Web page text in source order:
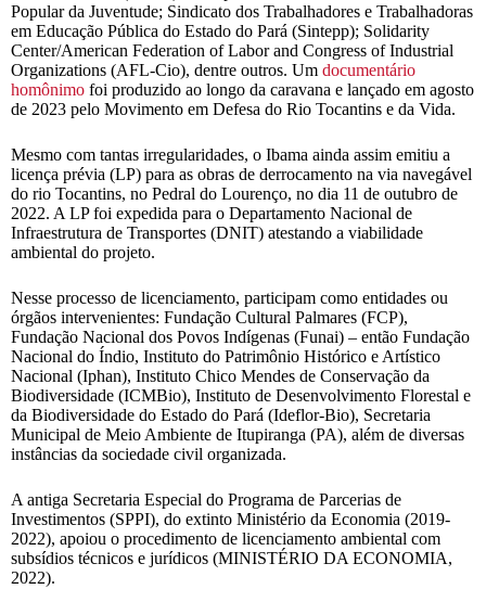
Popular da Juventude; Sindicato dos Trabalhadores e Trabalhadoras
em Educação Pública do Estado do Pará (Sintepp); Solidarity
Center/American Federation of Labor and Congress of Industrial
Organizations (AFL-Cio), dentre outros. Um documentário
homônimo foi produzido ao longo da caravana e lançado em agosto
de 2023 pelo Movimento em Defesa do Rio Tocantins e da Vida.
Mesmo com tantas irregularidades, o Ibama ainda assim emitiu a
licença prévia (LP) para as obras de derrocamento na via navegável
do rio Tocantins, no Pedral do Lourenço, no dia 11 de outubro de
2022. A LP foi expedida para o Departamento Nacional de
Infraestrutura de Transportes (DNIT) atestando a viabilidade
ambiental do projeto.
Nesse processo de licenciamento, participam como entidades ou
órgãos intervenientes: Fundação Cultural Palmares (FCP),
Fundação Nacional dos Povos Indígenas (Funai) – então Fundação
Nacional do Índio, Instituto do Patrimônio Histórico e Artístico
Nacional (Iphan), Instituto Chico Mendes de Conservação da
Biodiversidade (ICMBio), Instituto de Desenvolvimento Florestal e
da Biodiversidade do Estado do Pará (Ideflor-Bio), Secretaria
Municipal de Meio Ambiente de Itupiranga (PA), além de diversas
instâncias da sociedade civil organizada.
A antiga Secretaria Especial do Programa de Parcerias de
Investimentos (SPPI), do extinto Ministério da Economia (2019-
2022), apoiou o procedimento de licenciamento ambiental com
subsídios técnicos e jurídicos (MINISTÉRIO DA ECONOMIA,
2022).